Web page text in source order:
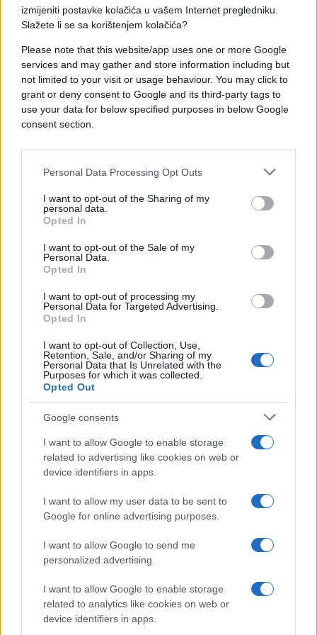
izmijeniti postavke kolačića u vašem Internet pregledniku.
Slažete li se sa korištenjem kolačića?
Please note that this website/app uses one or more Google
services and may gather and store information including but
not limited to your visit or usage behaviour. You may click to
grant or deny consent to Google and its third-party tags to
use your data for below specified purposes in below Google
consent section.
Personal Data Processing Opt Outs
I want to opt-out of the Sharing of my
personal data.
Opted In
I want to opt-out of the Sale of my
Personal Data.
Opted In
I want to opt-out of processing my
Personal Data for Targeted Advertising.
Opted In
I want to opt-out of Collection, Use,
Retention, Sale, and/or Sharing of my
Personal Data that Is Unrelated with the
Purposes for which it was collected.
Opted Out
Google consents
I want to allow Google to enable storage
related to advertising like cookies on web or
device identifiers in apps.
I want to allow my user data to be sent to
Google for online advertising purposes.
I want to allow Google to send me
personalized advertising.
I want to allow Google to enable storage
related to analytics like cookies on web or
device identifiers in apps.
orijentacije, koja je početkom novembra podnijela
neopozivu ostavku na mjesto predsjednice i
istupila iz članstva stranke. Ruža Tomašić za vrh
svoje sada bivše stranke kaže da nije prepoznao
potrebu da stane u odbranu nacionalnih, umjesto
uskih stranačkih interesa kada je u pitanju promjena
izbornog zakonodavstva.